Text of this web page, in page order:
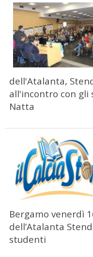
dell'Atalanta,
all'incontro con
Natta
Bergamo venerdì
dell’Atalanta
studenti